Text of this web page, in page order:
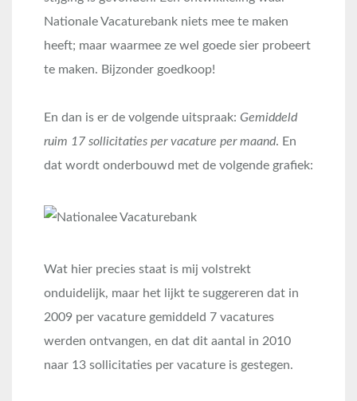
Nationale Vacaturebank niets mee te maken
heeft; maar waarmee ze wel goede sier probeert
te maken. Bijzonder goedkoop!
En dan is er de volgende uitspraak: Gemiddeld
ruim 17 sollicitaties per vacature per maand. En
dat wordt onderbouwd met de volgende grafiek:
Wat hier precies staat is mij volstrekt
onduidelijk, maar het lijkt te suggereren dat in
2009 per vacature gemiddeld 7 vacatures
werden ontvangen, en dat dit aantal in 2010
naar 13 sollicitaties per vacature is gestegen.